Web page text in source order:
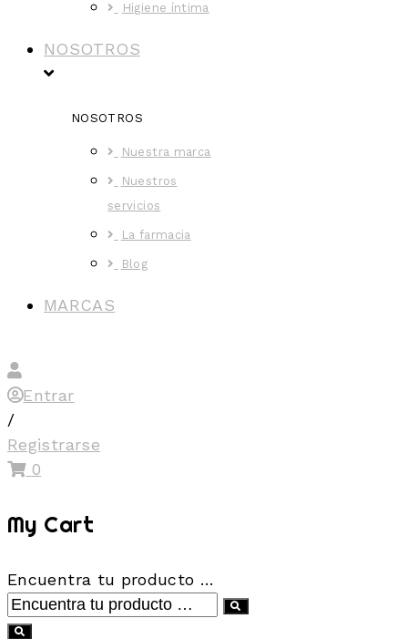
Higiene íntima
NOSOTROS
NOSOTROS
Nuestra marca
Nuestros
servicios
La farmacia
Blog
MARCAS
Entrar
/
Registrarse
0
My Cart
Encuentra tu producto …